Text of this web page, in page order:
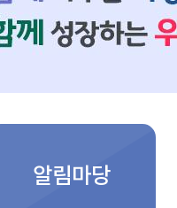
알림마당